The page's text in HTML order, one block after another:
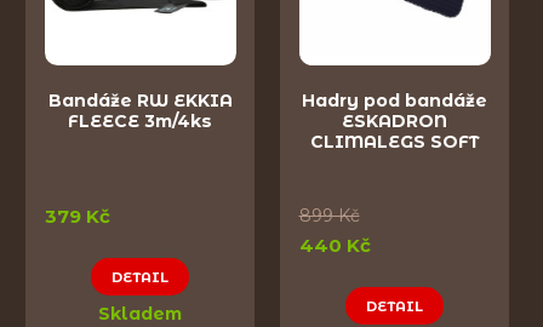
Bandáže RW EKKIA
FLEECE 3m/4ks
379 Kč
DETAIL
Skladem
Hadry pod bandáže
ESKADRON
CLIMALEGS SOFT
899 Kč
440 Kč
DETAIL